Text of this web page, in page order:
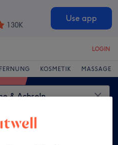
130K
Use app
LOGIN
KOSMETIK MASSAGE